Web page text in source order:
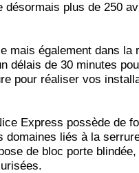
désormais plus de 250
mais également dans la
délais de 30 minutes
pour réaliser vos
Express possède de
domaines liés à la
de bloc porte